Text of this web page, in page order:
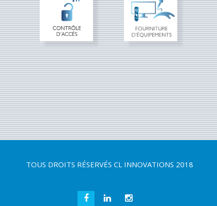
TOUS DROITS RÉSERVÉS CL INNOVATIONS 2018